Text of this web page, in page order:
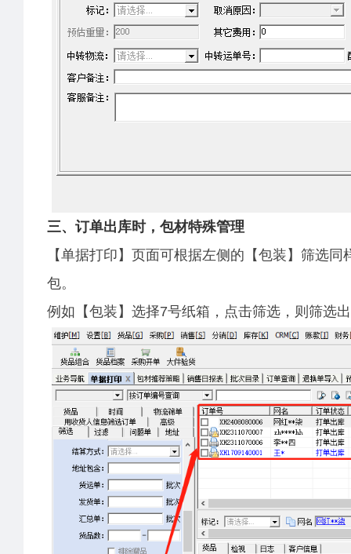
三、订单出库时，包材特殊管理
【单据打印】页面可根据左侧的【包装】筛选
包。
例如【包装】选择7号纸箱，点击筛选，则筛选